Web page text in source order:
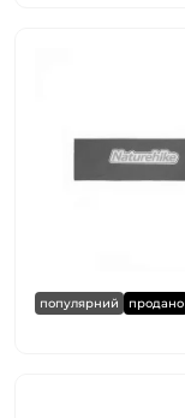
популярний продано